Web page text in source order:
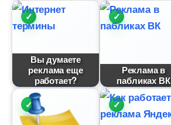
ы думаете
реклама еще
работает?
Реклама
пабликах ВК